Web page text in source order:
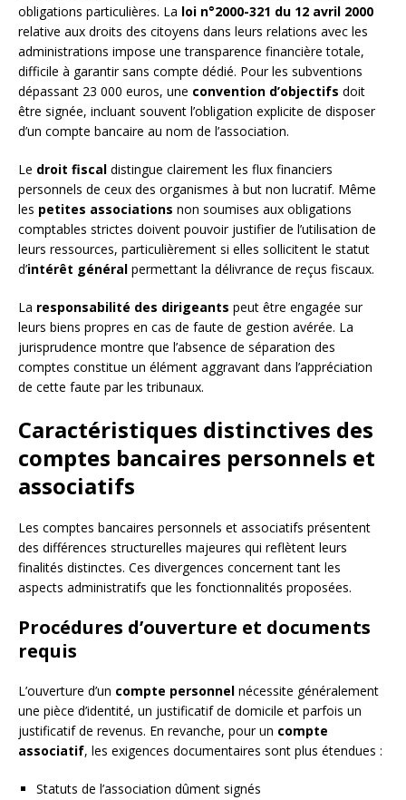
obligations particulières. La loi n°2000-321 du 12 avril 2000
relative aux droits des citoyens dans leurs relations avec les
administrations impose une transparence financière totale,
difficile à garantir sans compte dédié. Pour les subventions
dépassant 23 000 euros, une convention d’objectifs doit
être signée, incluant souvent l’obligation explicite de disposer
d’un compte bancaire au nom de l’association.
Le droit fiscal distingue clairement les flux financiers
personnels de ceux des organismes à but non lucratif. Même
les petites associations non soumises aux obligations
comptables strictes doivent pouvoir justifier de l’utilisation de
leurs ressources, particulièrement si elles sollicitent le statut
d’intérêt général permettant la délivrance de reçus fiscaux.
La responsabilité des dirigeants peut être engagée sur
leurs biens propres en cas de faute de gestion avérée. La
jurisprudence montre que l’absence de séparation des
comptes constitue un élément aggravant dans l’appréciation
de cette faute par les tribunaux.
Caractéristiques distinctives des
comptes bancaires personnels et
associatifs
Les comptes bancaires personnels et associatifs présentent
des différences structurelles majeures qui reflètent leurs
finalités distinctes. Ces divergences concernent tant les
aspects administratifs que les fonctionnalités proposées.
Procédures d’ouverture et documents
requis
L’ouverture d’un compte personnel nécessite généralement
une pièce d’identité, un justificatif de domicile et parfois un
justificatif de revenus. En revanche, pour un compte
associatif, les exigences documentaires sont plus étendues :
Statuts de l’association dûment signés